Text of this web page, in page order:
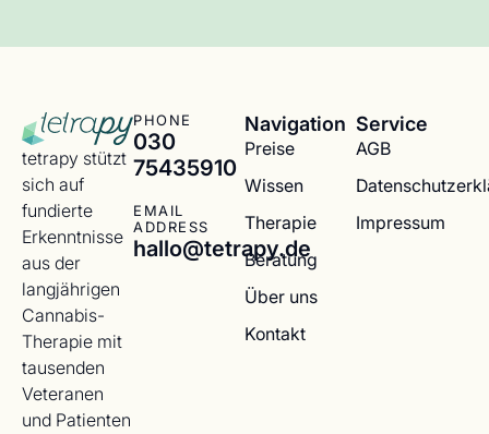
tetrapy stützt
sich auf
fundierte
Erkenntnisse
aus der
langjährigen
Cannabis-
Therapie mit
tausenden
Veteranen
und Patienten
PHONE
030
75435910
EMAIL
ADDRESS
hallo@tetrapy.de
Navigation
Preise
Wissen
Therapie
Beratung
Über uns
Kontakt
Service
AGB
Impressum